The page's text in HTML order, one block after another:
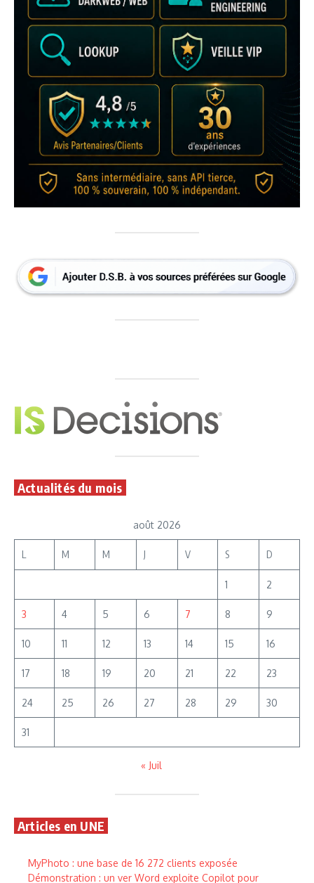
Actualités du mois
août 2026
L M M J V S D
1 2
3 4 5 6 7 8 9
10 11 12 13 14 15 16
17 18 19 20 21 22 23
24 25 26 27 28 29 30
31
« Juil
Articles en UNE
MyPhoto : une base de 16 272 clients exposée
Démonstration : un ver Word exploite Copilot pour